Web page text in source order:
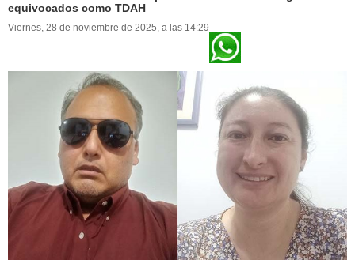
equivocados como TDAH
Viernes, 28 de noviembre de 2025, a las 14:29